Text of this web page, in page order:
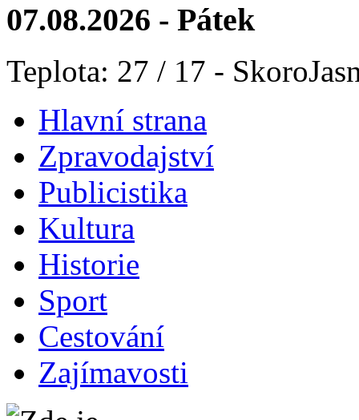
07.08.2026 - Pátek
Teplota: 27 / 17 -
Hlavní strana
Zpravodajství
Publicistika
Kultura
Historie
Sport
Cestování
Zajímavosti